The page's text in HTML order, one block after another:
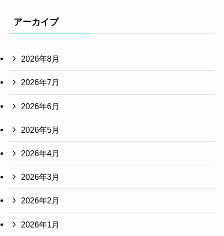
アーカイブ
2026年8月
2026年7月
2026年6月
2026年5月
2026年4月
2026年3月
2026年2月
2026年1月